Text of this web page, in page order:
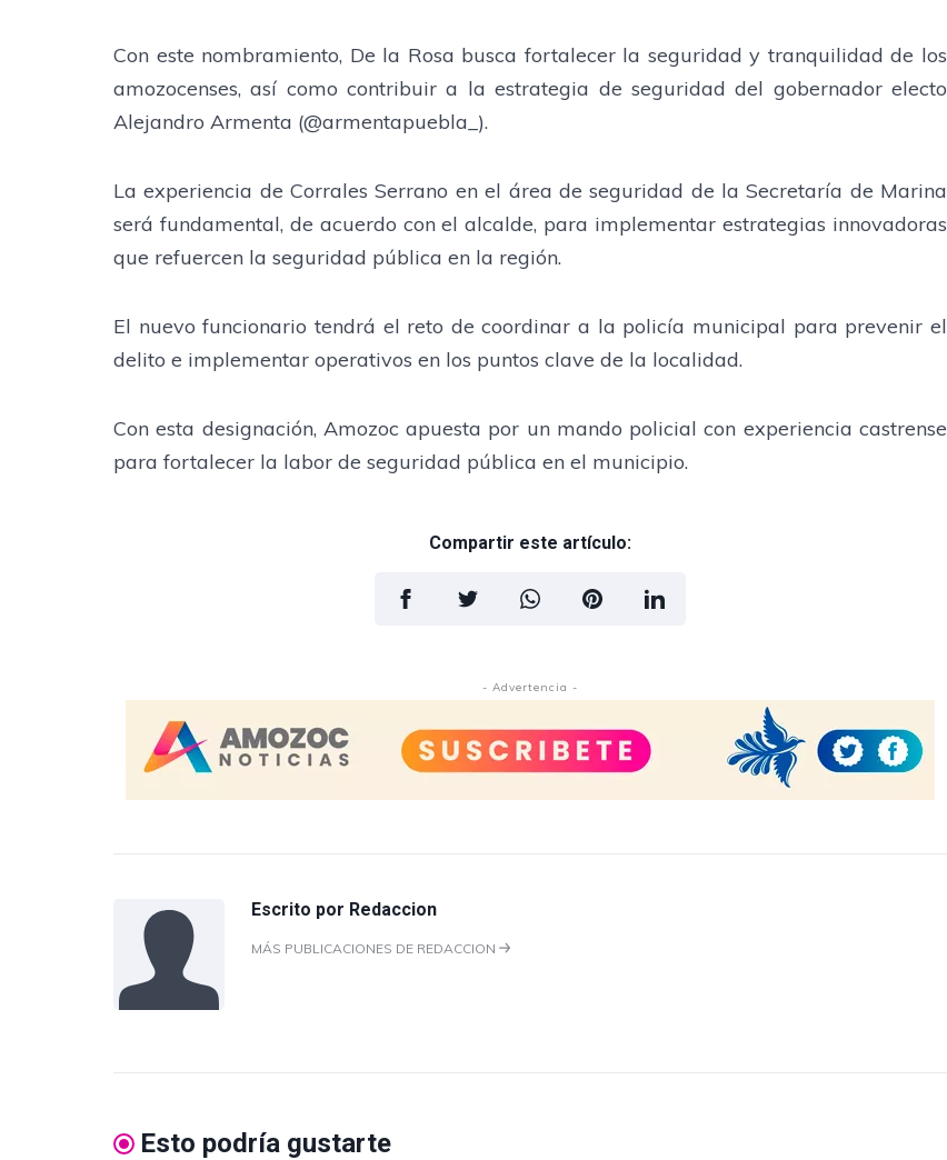
Con este nombramiento, De la Rosa busca fortalecer la seguridad y tranquilidad de los
amozocenses, así como contribuir a la estrategia de seguridad del gobernador electo
Alejandro Armenta (@armentapuebla_).
La experiencia de Corrales Serrano en el área de seguridad de la Secretaría de Marina
será fundamental, de acuerdo con el alcalde, para implementar estrategias innovadoras
que refuercen la seguridad pública en la región.
El nuevo funcionario tendrá el reto de coordinar a la policía municipal para prevenir el
delito e implementar operativos en los puntos clave de la localidad.
Con esta designación, Amozoc apuesta por un mando policial con experiencia castrense
para fortalecer la labor de seguridad pública en el municipio.
Compartir este artículo:
- Advertencia -
Escrito por Redaccion
MÁS PUBLICACIONES DE REDACCION
Esto podría gustarte